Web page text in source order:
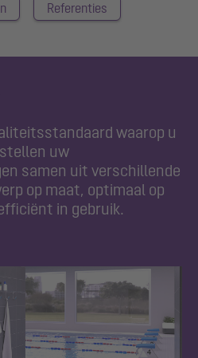
Referenties
waarop u
uw
samen uit verschillende
op maat, optimaal op
in gebruik.